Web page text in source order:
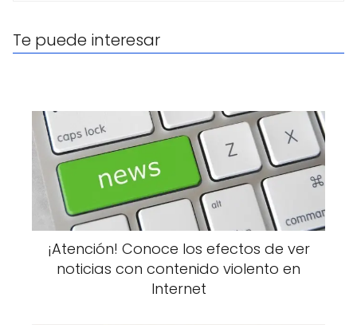
Te puede interesar
¡Atención! Conoce los efectos de ver
noticias con contenido violento en
Internet